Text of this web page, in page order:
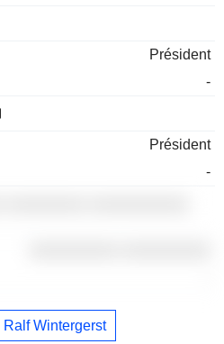
Président
-
Président
-
Wintergerst